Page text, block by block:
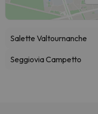
Salette Valtournanche
Seggiovia Campetto